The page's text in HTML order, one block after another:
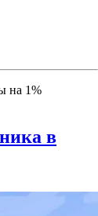
на 1%
в